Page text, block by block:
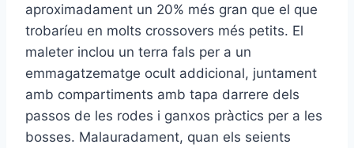
aproximadament un 20% més gran que el que
trobaríeu en molts crossovers més petits. El
maleter inclou un terra fals per a un
emmagatzematge ocult addicional, juntament
amb compartiments amb tapa darrere dels
passos de les rodes i ganxos pràctics per a les
bosses. Malauradament, quan els seients